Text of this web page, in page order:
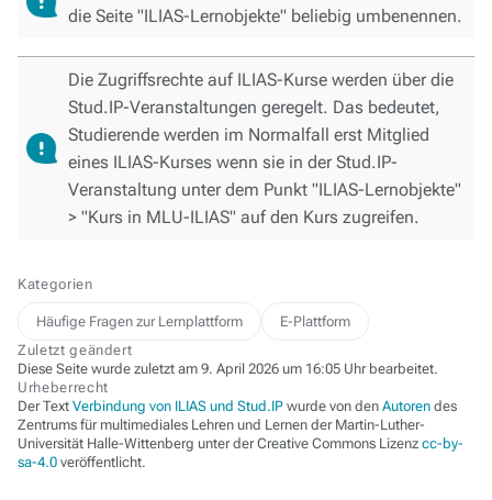
die Seite "ILIAS-Lernobjekte" beliebig umbenennen.
Die Zugriffsrechte auf ILIAS-Kurse werden über die
Stud.IP-Veranstaltungen geregelt. Das bedeutet,
Studierende werden im Normalfall erst Mitglied
eines ILIAS-Kurses wenn sie in der Stud.IP-
Veranstaltung unter dem Punkt "ILIAS-Lernobjekte"
> "Kurs in MLU-ILIAS" auf den Kurs zugreifen.
Kategorien
Häufige Fragen zur Lernplattform
E-Plattform
Zuletzt geändert
Diese Seite wurde zuletzt am 9. April 2026 um 16:05 Uhr bearbeitet.
Urheberrecht
Der Text Verbindung von ILIAS und Stud.IP wurde von den Autoren des
Zentrums für multimediales Lehren und Lernen der Martin-Luther-
Universität Halle-Wittenberg unter der Creative Commons Lizenz cc-by-
sa-4.0 veröffentlicht.